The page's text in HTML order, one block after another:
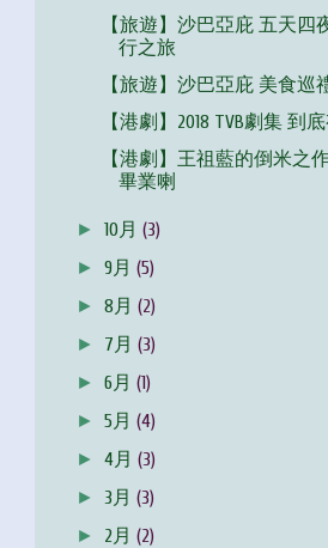
【旅遊】沙巴亞庇 五天四
行之旅
【旅遊】沙巴亞庇 美食巡
【港劇】2018 TVB劇集 到
【港劇】王祖藍的倒米之
畢業喇
►10月(3)
►9月(5)
►8月(2)
► 7月(3)
►6月(1)
►5月(4)
►4月(3)
► 3月(3)
► 2月(2)